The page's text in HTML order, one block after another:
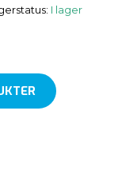
I lager